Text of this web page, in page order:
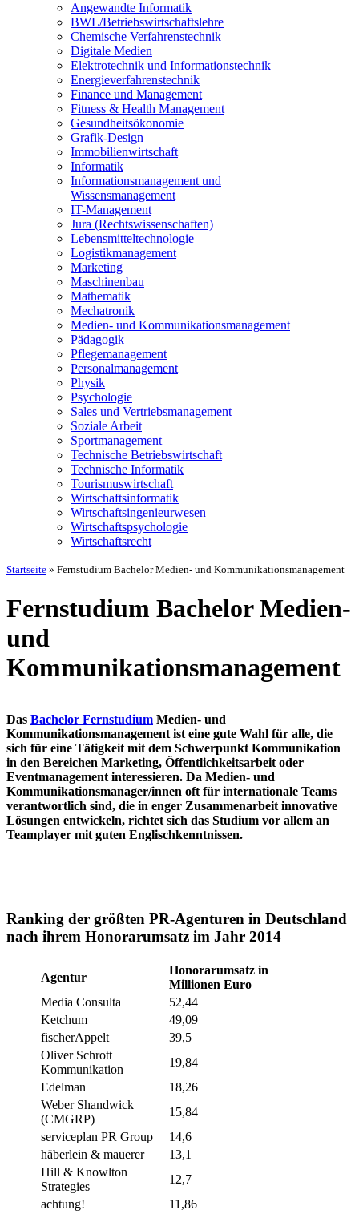
Angewandte Informatik
BWL/Betriebswirtschaftslehre
Chemische Verfahrenstechnik
Digitale Medien
Elektrotechnik und Informationstechnik
Energieverfahrenstechnik
Finance und Management
Fitness & Health Management
Gesundheitsökonomie
Grafik-Design
Immobilienwirtschaft
Informatik
Informationsmanagement und
Wissensmanagement
IT-Management
Jura (Rechtswissenschaften)
Lebensmitteltechnologie
Logistikmanagement
Marketing
Maschinenbau
Mathematik
Mechatronik
Medien- und Kommunikationsmanagement
Pädagogik
Pflegemanagement
Personalmanagement
Physik
Psychologie
Sales und Vertriebsmanagement
Soziale Arbeit
Sportmanagement
Technische Betriebswirtschaft
Technische Informatik
Tourismuswirtschaft
Wirtschaftsinformatik
Wirtschaftsingenieurwesen
Wirtschaftspsychologie
Wirtschaftsrecht
Startseite » Fernstudium Bachelor Medien- und Kommunikationsmanagement
Fernstudium Bachelor Medien-
und
Kommunikationsmanagement
Das Bachelor Fernstudium Medien- und
Kommunikationsmanagement ist eine gute Wahl für alle, die
sich für eine Tätigkeit mit dem Schwerpunkt Kommunikation
in den Bereichen Marketing, Öffentlichkeitsarbeit oder
Eventmanagement interessieren. Da Medien- und
Kommunikationsmanager/innen oft für internationale Teams
verantwortlich sind, die in enger Zusammenarbeit innovative
Lösungen entwickeln, richtet sich das Studium vor allem an
Teamplayer mit guten Englischkenntnissen.
Ranking der größten PR-Agenturen in Deutschland
nach ihrem Honorarumsatz im Jahr 2014
Agentur
Honorarumsatz in
Millionen Euro
Media Consulta
52,44
Ketchum
49,09
fischerAppelt
39,5
Oliver Schrott
Kommunikation
19,84
Edelman
18,26
Weber Shandwick
(CMGRP)
15,84
serviceplan PR Group
14,6
häberlein & mauerer
13,1
Hill & Knowlton
Strategies
12,7
achtung!
11,86